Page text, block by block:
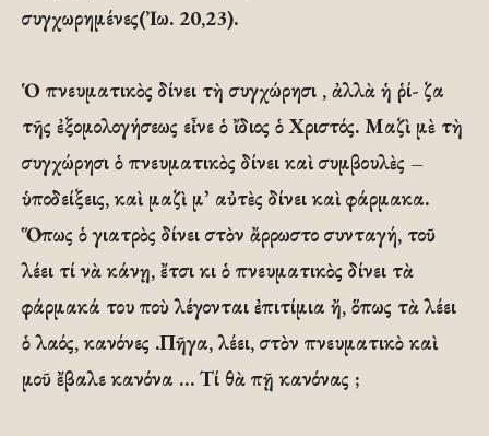
συγχωρημένες(Ἰω. 20,23).
Ὁ πνευματικὸς δίνει τὴ συγχώρησι , ἀλλὰ ἡ ῥί- ζα
τῆς ἐξομολογήσεως εἶνε ὁ ἴδιος ὁ Χριστός. Μαζὶ μὲ τὴ
συγχώρησι ὁ πνευματικὸς δίνει καὶ συμβουλὲς –
ὑποδείξεις, καὶ μαζὶ μ᾽ αὐτὲς δίνει καὶ φάρμακα.
Ὅπως ὁ γιατρὸς δίνει στὸν ἄρρωστο συνταγή, τοῦ
λέει τί νὰ κάνῃ, ἔτσι κι ὁ πνευματικὸς δίνει τὰ
φάρμακά του ποὺ λέγονται ἐπιτίμια ἤ, ὅπως τὰ λέει
ὁ λαός, κανόνες .Πῆγα, λέει, στὸν πνευματικὸ καὶ
μοῦ ἔβαλε κανόνα … Τί θὰ πῇ κανόνας ;